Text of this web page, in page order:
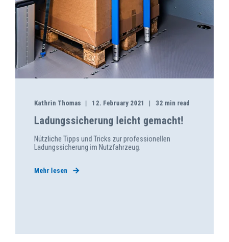
Kathrin Thomas 12. February 2021 32 min read
Ladungssicherung leicht gemacht!
Nützliche Tipps und Tricks zur professionellen
Ladungssicherung im Nutzfahrzeug.
Mehr lesen